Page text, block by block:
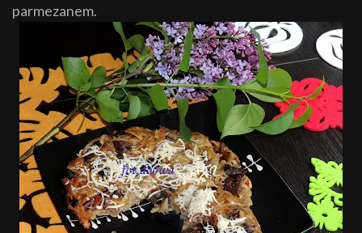
parmezanem.